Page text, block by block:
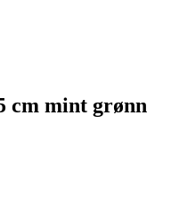
cm mint grønn